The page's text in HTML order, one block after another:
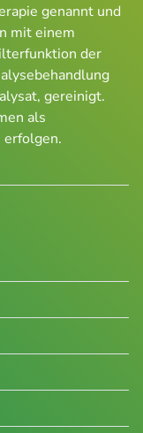
genannt und
mit einem
der
gereinigt.
als
erfolgen.